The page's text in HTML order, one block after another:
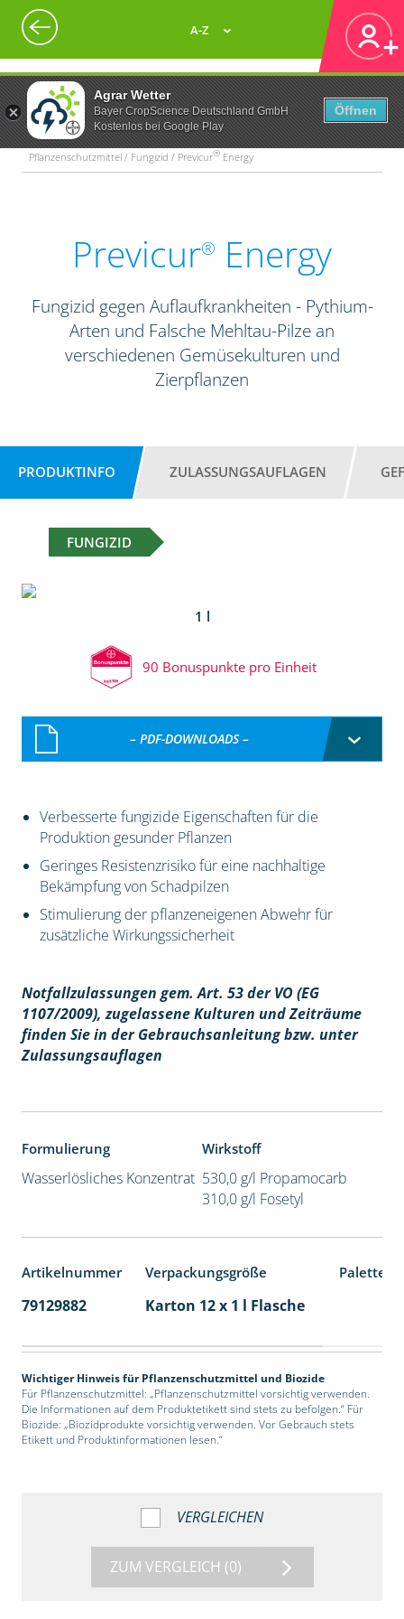
Agrar Wetter
Bayer CropScience Deutschland GmbH
Kostenlos bei Google Play
Öffnen
A-Z
Pflanzenschutzmittel / Fungizid / Previcur® Energy
Previcur® Energy
Fungizid gegen Auflaufkrankheiten - Pythium-
Arten und Falsche Mehltau-Pilze an
verschiedenen Gemüsekulturen und
Zierpflanzen
PRODUKTINFO ZULASSUNGSAUFLAGEN
FUNGIZID
1 l
90 Bonuspunkte pro Einheit
– PDF-DOWNLOADS –
Verbesserte fungizide Eigenschaften für die
Produktion gesunder Pflanzen
Geringes Resistenzrisiko für eine nachhaltige
Bekämpfung von Schadpilzen
Stimulierung der pflanzeneigenen Abwehr für
zusätzliche Wirkungssicherheit
Notfallzulassungen gem. Art. 53 der VO (EG
1107/2009), zugelassene Kulturen und Zeiträume
finden Sie in der Gebrauchsanleitung bzw. unter
Zulassungsauflagen
Formulierung
Wasserlösliches Konzentrat
Wirkstoff
530,0 g/l Propamocarb
310,0 g/l Fosetyl
Artikelnummer Verpackungsgröße
79129882 Karton 12 x 1 l Flasche
Wichtiger Hinweis für Pflanzenschutzmittel und Biozide
Für Pflanzenschutzmittel: „Pflanzenschutzmittel vorsichtig verwenden.
Die Informationen auf dem Produktetikett sind stets zu befolgen.“ Für
Biozide: „Biozidprodukte vorsichtig verwenden. Vor Gebrauch stets
Etikett und Produktinformationen lesen.“
VERGLEICHEN
ZUM VERGLEICH (0)